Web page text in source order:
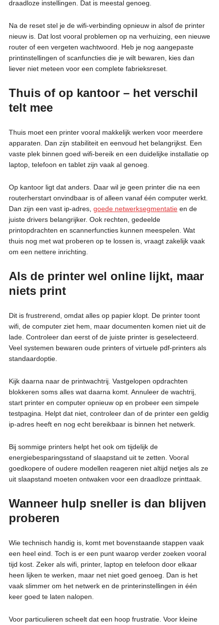
draadloze instellingen. Dat is meestal genoeg.
Na de reset stel je de wifi-verbinding opnieuw in alsof de printer
nieuw is. Dat lost vooral problemen op na verhuizing, een nieuwe
router of een vergeten wachtwoord. Heb je nog aangepaste
printinstellingen of scanfuncties die je wilt bewaren, kies dan
liever niet meteen voor een complete fabrieksreset.
Thuis of op kantoor – het verschil
telt mee
Thuis moet een printer vooral makkelijk werken voor meerdere
apparaten. Dan zijn stabiliteit en eenvoud het belangrijkst. Een
vaste plek binnen goed wifi-bereik en een duidelijke installatie op
laptop, telefoon en tablet zijn vaak al genoeg.
Op kantoor ligt dat anders. Daar wil je geen printer die na een
routerherstart onvindbaar is of alleen vanaf één computer werkt.
Dan zijn een vast ip-adres, goede netwerksegmentatieen de
juiste drivers belangrijker. Ook rechten, gedeelde
printopdrachten en scannerfuncties kunnen meespelen. Wat
thuis nog met wat proberen op te lossen is, vraagt zakelijk vaak
om een nettere inrichting.
Als de printer wel online lijkt, maar
niets print
Dit is frustrerend, omdat alles op papier klopt. De printer toont
wifi, de computer ziet hem, maar documenten komen niet uit de
lade. Controleer dan eerst of de juiste printer is geselecteerd.
Veel systemen bewaren oude printers of virtuele pdf-printers als
standaardoptie.
Kijk daarna naar de printwachtrij. Vastgelopen opdrachten
blokkeren soms alles wat daarna komt. Annuleer de wachtrij,
start printer en computer opnieuw op en probeer een simpele
testpagina. Helpt dat niet, controleer dan of de printer een geldig
ip-adres heeft en nog echt bereikbaar is binnen het netwerk.
Bij sommige printers helpt het ook om tijdelijk de
energiebesparingsstand of slaapstand uit te zetten. Vooral
goedkopere of oudere modellen reageren niet altijd netjes als ze
uit slaapstand moeten ontwaken voor een draadloze printtaak.
Wanneer hulp sneller is dan blijven
proberen
Wie technisch handig is, komt met bovenstaande stappen vaak
een heel eind. Toch is er een punt waarop verder zoeken vooral
tijd kost. Zeker als wifi, printer, laptop en telefoon door elkaar
heen lijken te werken, maar net niet goed genoeg. Dan is het
vaak slimmer om het netwerk en de printerinstellingen in één
keer goed te laten nalopen.
Voor particulieren scheelt dat een hoop frustratie. Voor kleine